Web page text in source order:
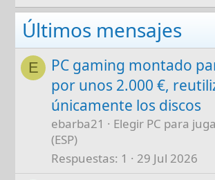
Últimos mensajes
E
PC gaming montado
por unos 2.000 €,
únicamente los discos
ebarba21
Elegir PC para
(ESP)
Respuestas 1 29 Jul 2026